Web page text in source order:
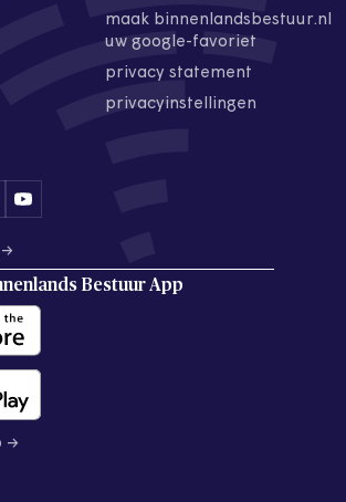
maak binnenlandsbestuur.nl
uw google-favoriet
privacy statement
privacyinstellingen
Bestuur App
→